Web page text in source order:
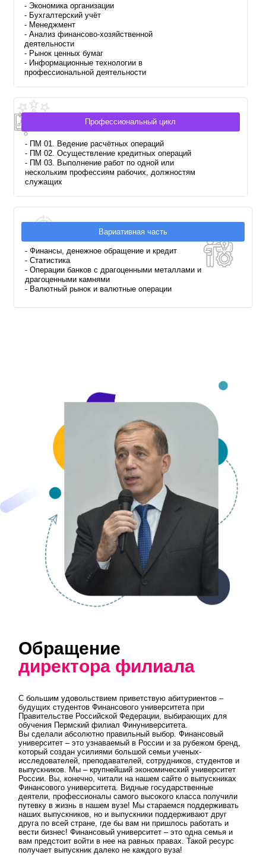
- Экономика организации
- Бухгалтерский учёт
- Менеджмент
- Анализ финансово-хозяйственной
деятельности
- Рынок ценных бумаг
- Информационные технологии в
профессиональной деятельности
Профессиональный цикл
- ПМ 01. Ведение расчётных операций
- ПМ 02. Осуществление кредитных операций
- ПМ 03. Выполнение работ по одной или
нескольким профессиям рабочих, должностям
служащих
Вариативная часть
- Финансы, денежное обращение и кредит
- Статистика
- Операции банков с драгоценными металлами и
драгоценными камнями
- Валютный рынок и валютные операции
Обращение
директора филиала
С большим удовольствием приветствую абитуриентов –
будущих студентов Финансового университета при
Правительстве Российской Федерации, выб​ирающих для
обучения Пермский филиал Финуниверситета.
Вы сделали абсолютно правильный выбор. Финансовый
университет – это узнаваемый в России и за рубежом бренд,
который создан усилиями большой семьи ученых-
исследователей, преподавателей, сотрудников, студентов и
выпускников. Мы – крупнейший экономический университет
России. Вы, конечно, читали на нашем сайте о выпускниках
Финансового университета. Видные государственные
деятели, профессионалы самого высокого класса получили
путевку в жизнь в нашем вузе! Мы стараемся поддерживать
наших выпускников, но и выпускники поддерживают друг
друга по всей стране, где бы вам ни пришлось работать и
вести бизнес! Финансовый университет – это одна семья и
вам предстоит войти в нее на равных правах. Такой ресурс
получает выпускник далеко не каждого вуза!